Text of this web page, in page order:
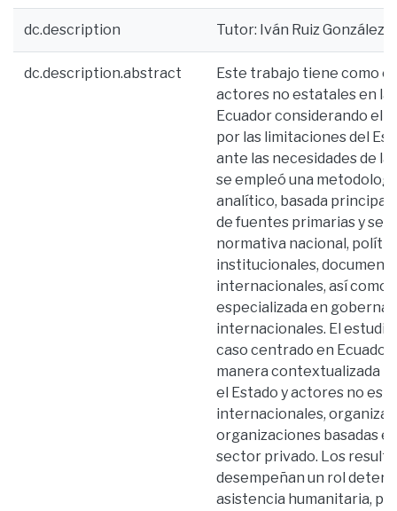
dc.description Tutor: Iván Ruiz González
dc.description.abstract
Este trabajo tiene como
actores no estatales en
Ecuador considerando el
por las limitaciones del
ante las necesidades de
se empleó una
analítico, basada
de fuentes primarias y
normativa nacional,
institucionales,
internacionales, así como
especializada en
internacionales. El
caso centrado en
manera contextualizada
el Estado y actores no
internacionales,
organizaciones basadas
sector privado. Los
desempeñan un rol
asistencia humanitaria,